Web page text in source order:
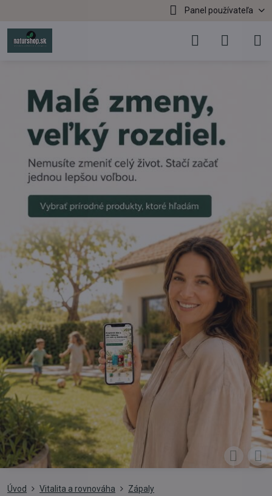
Panel používateľa
Úvod Vitalita a rovnováha Zápaly